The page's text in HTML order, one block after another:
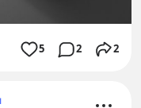
5 2 2